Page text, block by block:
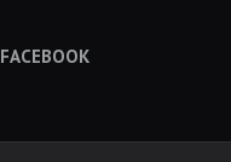
FACEBOOK